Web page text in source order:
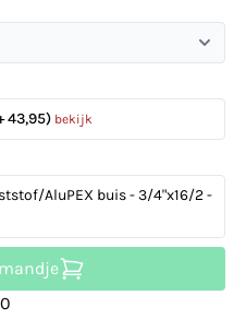
43,95) bekijk
AluPEX buis - 3/4"x16/2 -